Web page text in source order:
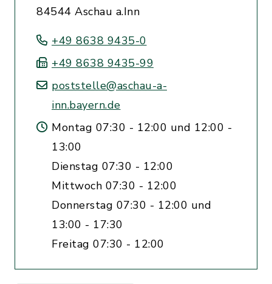
84544 Aschau a.Inn
+49 8638 9435-0
+49 8638 9435-99
poststelle@aschau-a-
inn.bayern.de
Montag 07:30 - 12:00 und 12:00 -
13:00
Dienstag 07:30 - 12:00
Mittwoch 07:30 - 12:00
Donnerstag 07:30 - 12:00 und
13:00 - 17:30
Freitag 07:30 - 12:00